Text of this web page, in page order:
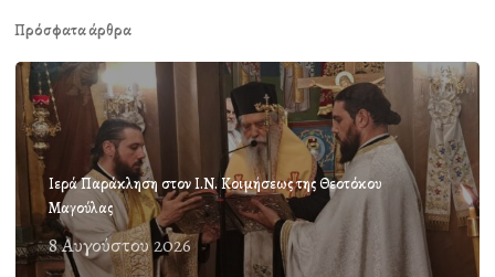
Πρόσφατα άρθρα
Ιερά Παράκληση στον Ι.Ν. Κοιμήσεως της Θεοτόκου
Μαγούλας
8 Αυγούστου 2026